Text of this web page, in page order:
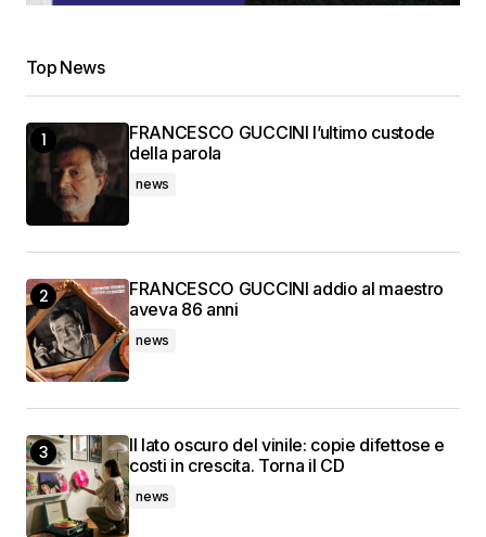
Top News
FRANCESCO GUCCINI l’ultimo custode
della parola
news
FRANCESCO GUCCINI addio al maestro
aveva 86 anni
news
Il lato oscuro del vinile: copie difettose e
costi in crescita. Torna il CD
news